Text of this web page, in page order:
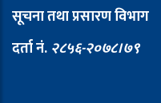
सूचना तथा प्रसारण विभाग
दर्ता नं. २८५६-२०७८।७९